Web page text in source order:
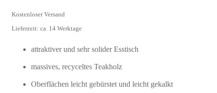
Kostenloser Versand
Lieferzeit: ca. 14 Werktage
attraktiver und sehr solider Esstisch
massives, recyceltes Teakholz
Oberflächen leicht gebürstet und leicht gekalkt